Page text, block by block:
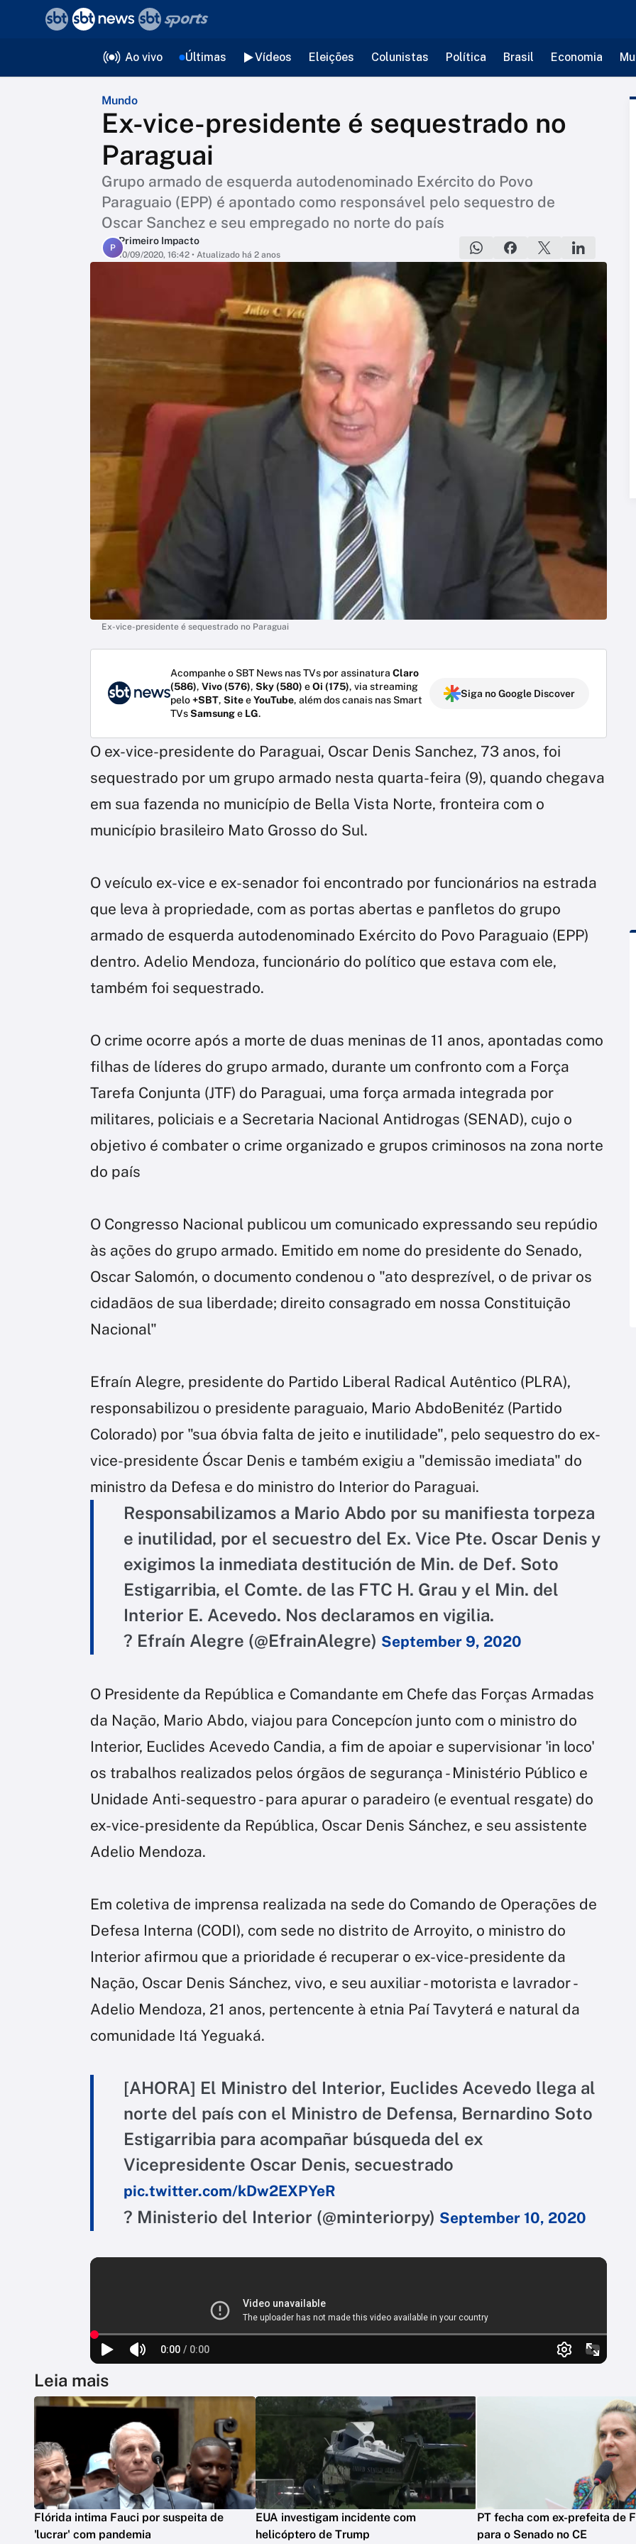
Ao vivo Últimas Vídeos Eleições Colunistas Política Brasil Economia
Mundo
Ex-vice-presidente é sequestrado no
Paraguai
Grupo armado de esquerda autodenominado Exército do Povo
Paraguaio (EPP) é apontado como responsável pelo sequestro de
Oscar Sanchez e seu empregado no norte do país
P
Primeiro Impacto
10/09/2020, 16:42 • Atualizado há 2 anos
Ex-vice-presidente é sequestrado no Paraguai
Acompanhe o SBT News nas TVs por assinatura Claro
(586), Vivo (576), Sky (580) eOi (175), via streaming
pelo+SBT, SiteeYouTube, além dos canais nas Smart
TVsSamsunge LG.
Siga no Google Discover
O ex-vice-presidente do Paraguai, Oscar Denis Sanchez, 73 anos, foi
sequestrado por um grupo armado nesta quarta-feira (9), quando chegava
em sua fazenda no município de Bella Vista Norte, fronteira com o
município brasileiro Mato Grosso do Sul.
O veículo ex-vice e ex-senador foi encontrado por funcionários na estrada
que leva à propriedade, com as portas abertas e panfletos do grupo
armado de esquerda autodenominado Exército do Povo Paraguaio (EPP)
dentro. Adelio Mendoza, funcionário do político que estava com ele,
também foi sequestrado.
O crime ocorre após a morte de duas meninas de 11 anos, apontadas como
filhas de líderes do grupo armado, durante um confronto com a Força
Tarefa Conjunta (JTF) do Paraguai, uma força armada integrada por
militares, policiais e a Secretaria Nacional Antidrogas (SENAD), cujo o
objetivo é combater o crime organizado e grupos criminosos na zona norte
do país
O Congresso Nacional publicou um comunicado expressando seu repúdio
às ações do grupo armado. Emitido em nome do presidente do Senado,
Oscar Salomón, o documento condenou o "ato desprezível, o de privar os
cidadãos de sua liberdade; direito consagrado em nossa Constituição
Nacional"
Efraín Alegre, presidente do Partido Liberal Radical Autêntico (PLRA),
responsabilizou o presidente paraguaio, Mario AbdoBenitéz (Partido
Colorado) por "sua óbvia falta de jeito e inutilidade", pelo sequestro do ex-
vice-presidente Óscar Denis e também exigiu a "demissão imediata" do
ministro da Defesa e do ministro do Interior do Paraguai.
Responsabilizamos a Mario Abdo por su manifiesta torpeza
e inutilidad, por el secuestro del Ex. Vice Pte. Oscar Denis y
exigimos la inmediata destitución de Min. de Def. Soto
Estigarribia, el Comte. de las FTC H. Grau y el Min. del
Interior E. Acevedo. Nos declaramos en vigilia.
? Efraín Alegre (@EfrainAlegre) September 9, 2020
O Presidente da República e Comandante em Chefe das Forças Armadas
da Nação, Mario Abdo, viajou para Concepcíon junto com o ministro do
Interior, Euclides Acevedo Candia, a fim de apoiar e supervisionar 'in loco'
os trabalhos realizados pelos órgãos de segurança - Ministério Público e
Unidade Anti-sequestro - para apurar o paradeiro (e eventual resgate) do
ex-vice-presidente da República, Oscar Denis Sánchez, e seu assistente
Adelio Mendoza.
Em coletiva de imprensa realizada na sede do Comando de Operações de
Defesa Interna (CODI), com sede no distrito de Arroyito, o ministro do
Interior afirmou que a prioridade é recuperar o ex-vice-presidente da
Nação, Oscar Denis Sánchez, vivo, e seu auxiliar - motorista e lavrador -
Adelio Mendoza, 21 anos, pertencente à etnia Paí Tavyterá e natural da
comunidade Itá Yeguaká.
[AHORA] El Ministro del Interior, Euclides Acevedo llega al
norte del país con el Ministro de Defensa, Bernardino Soto
Estigarribia para acompañar búsqueda del ex
Vicepresidente Oscar Denis, secuestrado
pic.twitter.com/kDw2EXPYeR
? Ministerio del Interior (@minteriorpy) September 10, 2020
Leia mais
Flórida intima Fauci por suspeita de
'lucrar' com pandemia
EUA investigam incidente com
helicóptero de Trump
PT fecha com ex-prefeita de
para o Senado no CE
voltar
Editorias